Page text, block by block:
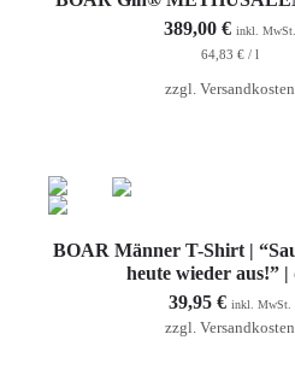
389,00 € inkl. MwSt.
64,83 €/ l
zzgl. Versandkosten
Ausführung wählen
BOAR Männer T-Shirt |
heute wieder aus!”
39,95 € inkl. MwSt.
zzgl. Versandkosten